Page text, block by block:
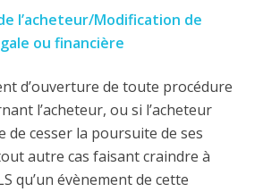
l’acheteur/Modification de
ou financière
d’ouverture de toute procédure
l’acheteur, ou si l’acheteur
de cesser la poursuite de ses
autre cas faisant craindre à
qu’un évènement de cette